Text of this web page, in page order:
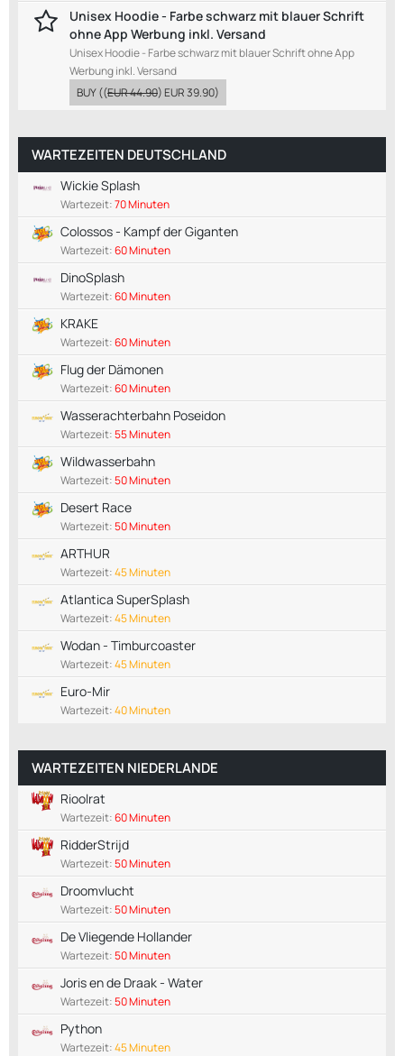
Unisex Hoodie - Farbe schwarz mit blauer Schrift
ohne App Werbung inkl. Versand
Unisex Hoodie - Farbe schwarz mit blauer Schrift ohne App
Werbung inkl. Versand
BUY((EUR 44.90)EUR 39.90)
WARTEZEITEN DEUTSCHLAND
Wickie Splash
Wartezeit:70 Minuten
Colossos - Kampf der Giganten
Wartezeit:60 Minuten
DinoSplash
Wartezeit:60 Minuten
KRAKE
Wartezeit:60 Minuten
Flug der Dämonen
Wartezeit:60 Minuten
Wasserachterbahn Poseidon
Wartezeit:55 Minuten
Wildwasserbahn
Wartezeit:50 Minuten
Desert Race
Wartezeit:50 Minuten
ARTHUR
Wartezeit:45 Minuten
Atlantica SuperSplash
Wartezeit:45 Minuten
Wodan - Timburcoaster
Wartezeit:45 Minuten
Euro-Mir
Wartezeit:40 Minuten
WARTEZEITEN NIEDERLANDE
Rioolrat
Wartezeit:60 Minuten
RidderStrijd
Wartezeit:50 Minuten
Droomvlucht
Wartezeit:50 Minuten
De Vliegende Hollander
Wartezeit:50 Minuten
Joris en de Draak - Water
Wartezeit:50 Minuten
Python
Wartezeit:45 Minuten